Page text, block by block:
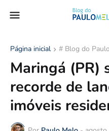
Página inicial # Blog do
Maringá (PR)
recorde de
imóveis